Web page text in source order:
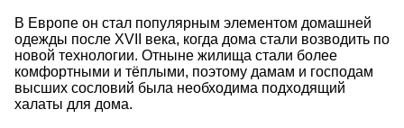
В Европе он стал популярным элементом домашней
одежды после XVII века, когда дома стали возводить по
новой технологии. Отныне жилища стали более
комфортными и тёплыми, поэтому дамам и господам
высших сословий была необходима подходящий
халаты для дома.